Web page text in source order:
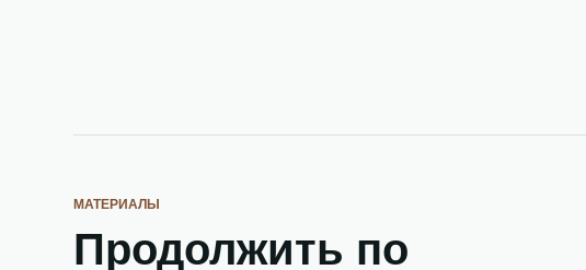
МАТЕРИАЛЫ
Продолжить по